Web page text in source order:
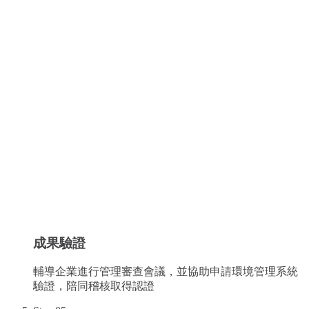
成果驗證
輔導企業進行管理審查會議，並協助申請環境管理系統
驗證，陪同稽核取得認證